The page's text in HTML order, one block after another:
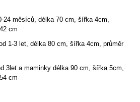
24 měsíců, délka 70 cm, šířka 4cm,
cm
1-3 let, délka 80 cm, šířka 4cm, průměr
3let a maminky délka 90 cm, šířka 5cm,
cm